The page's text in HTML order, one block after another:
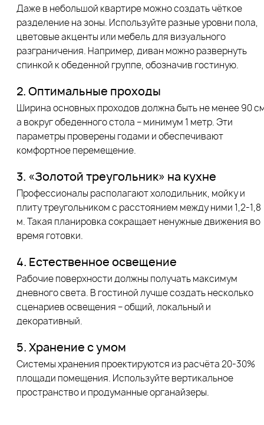
Даже в небольшой квартире можно создать чёткое
разделение на зоны. Используйте разные уровни пола,
цветовые акценты или мебель для визуального
разграничения. Например, диван можно развернуть
спинкой к обеденной группе, обозначив гостиную.
2. Оптимальные проходы
Ширина основных проходов должна быть не менее 90
а вокруг обеденного стола – минимум 1 метр. Эти
параметры проверены годами и обеспечивают
комфортное перемещение.
3. «Золотой треугольник» на кухне
Профессионалы располагают холодильник, мойку и
плиту треугольником с расстоянием между ними 1,2-1,8
м. Такая планировка сокращает ненужные движения во
время готовки.
4. Естественное освещение
Рабочие поверхности должны получать максимум
дневного света. В гостиной лучше создать несколько
сценариев освещения – общий, локальный и
декоративный.
5. Хранение с умом
Системы хранения проектируются из расчёта 20-30%
площади помещения. Используйте вертикальное
пространство и продуманные органайзеры.